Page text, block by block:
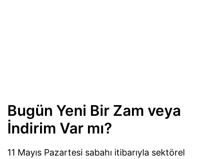
Bugün Yeni Bir Zam veya
İndirim Var mı?
11 Mayıs Pazartesi sabahı itibarıyla sektörel